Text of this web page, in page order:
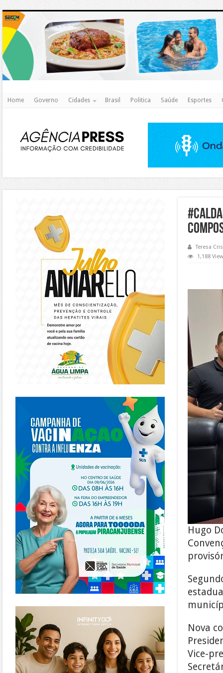
Home Governo Cidades Brasil Politica Saúde Esportes
Teresa
1,188
Hugo
Nova
Vice-
https://piracanjuba.go.gov.br/
https://www.infinitygo.com.br/